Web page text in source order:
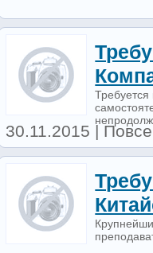
30.11.2015 |